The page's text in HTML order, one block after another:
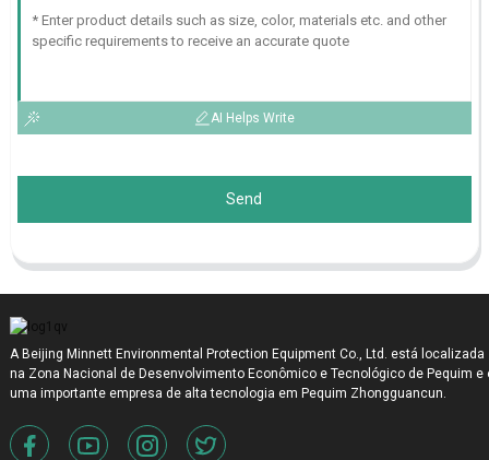
AI Helps Write
Send
A Beijing Minnett Environmental Protection Equipment Co., Ltd. está localizada
na Zona Nacional de Desenvolvimento Econômico e Tecnológico de Pequim e
uma importante empresa de alta tecnologia em Pequim Zhongguancun.